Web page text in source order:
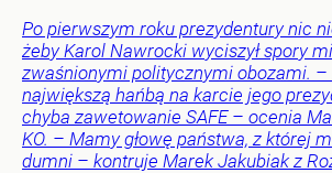
Po pierwszym roku prezydentury nic
żeby Karol Nawrocki wyciszył spory
zwaśnionymi politycznymi obozami. –
największą hańbą na karcie jego
chyba zawetowanie SAFE – ocenia
KO. – Mamy głowę państwa, z której
dumni – kontruje Marek Jakubiak z